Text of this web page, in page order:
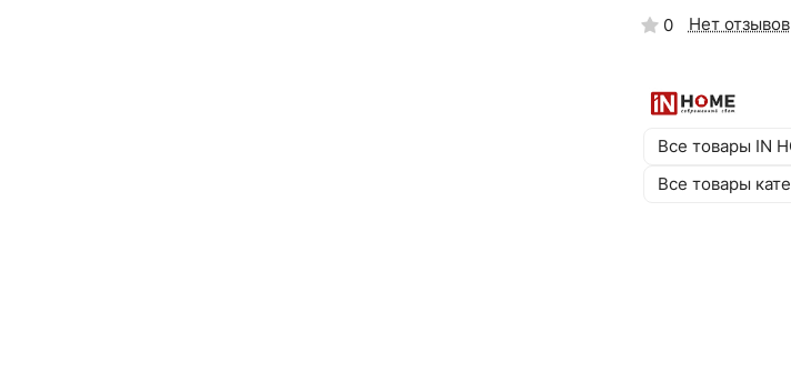
0 Нет отзывов
Все товары IN
Все товары